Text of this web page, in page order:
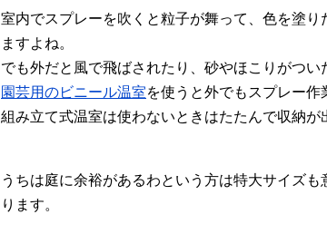
室内でスプレーを吹くと粒子が舞って、色を塗
ますよね。
でも外だと風で飛ばされたり、砂やほこりがつい
園芸用のビニール温室を使うと外でもスプレー作
組み立て式温室は使わないときはたたんで収納が
うちは庭に余裕があるわという方は特大サイズ
ります。